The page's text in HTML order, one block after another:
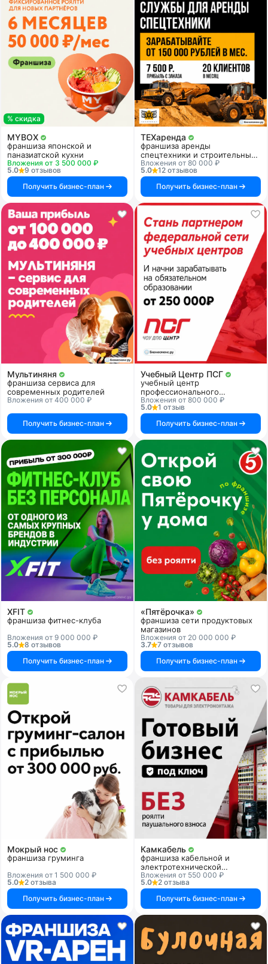
% скидка
MYBOX
франшиза японской и
паназиатской кухни
Вложения от 3 500 000 ₽
5.0
9 отзывов
Получить бизнес-план
ТЕХаренда
франшиза аренды
спецтехники и строительных
услуг
Вложения от 80 000 ₽
5.0
12 отзывов
Получить бизнес-план
Мультиняня
франшиза сервиса для
современных родителей
Вложения от 400 000 ₽
Получить бизнес-план
Учебный Центр ПСГ
учебный центр
профессионального
образования
Вложения от 800 000 ₽
5.0
1 отзыв
Получить бизнес-план
XFIT
франшиза фитнес-клуба
Вложения от 9 000 000 ₽
5.0
8 отзывов
Получить бизнес-план
«Пятёрочка»
франшиза сети продуктовых
магазинов
Вложения от 20 000 000 ₽
3.7
7 отзывов
Получить бизнес-план
Мокрый нос
франшиза груминга
Вложения от 1 500 000 ₽
5.0
2 отзыва
Получить бизнес-план
Камкабель
франшиза кабельной и
электротехнической
продукции
Вложения от 550 000 ₽
5.0
2 отзыва
Получить бизнес-план